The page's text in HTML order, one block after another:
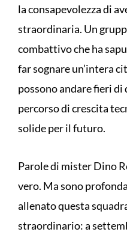
la consapevolezza di
straordinaria. Un
combattivo che ha
far sognare un’intera
possono andare fieri
percorso di crescita
solide per il futuro.
Parole di mister Dino
vero. Ma sono
allenato questa
straordinario: a